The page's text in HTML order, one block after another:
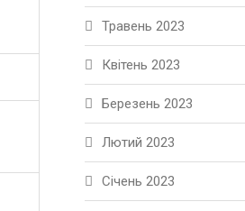
Травень 2023
Квітень 2023
Березень 2023
Лютий 2023
Січень 2023